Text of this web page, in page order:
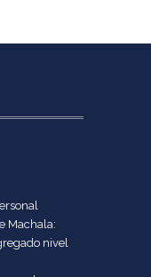
Machala:
nivel